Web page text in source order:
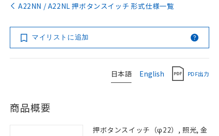
A22NN / A22NL 押ボタンスイッチ 形式仕様一覧
マイリストに追加
日本語 English PDF出力
商品概要
押ボタンスイッチ（φ22）, 照光, 金